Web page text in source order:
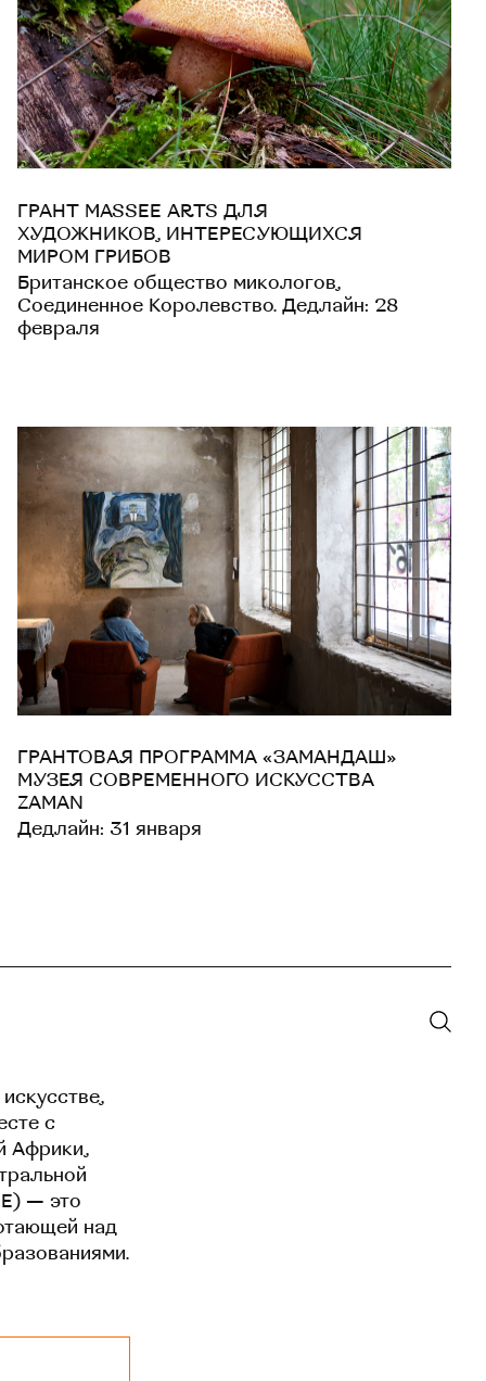
ГРАНТ MASSEE ARTS ДЛЯ
ХУДОЖНИКОВ, ИНТЕРЕСУЮЩИХСЯ
МИРОМ ГРИБОВ
Британское общество микологов,
Соединенное Королевство. Дедлайн: 28
февраля
ГРАНТОВАЯ ПРОГРАММА «ЗАМАНДАШ»
МУЗЕЯ СОВРЕМЕННОГО ИСКУССТВА
ZAMAN
Дедлайн: 31 января
с
Африки,
— это
над